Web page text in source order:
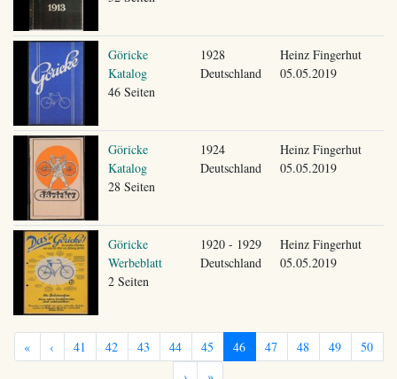
Göricke
Katalog
46 Seiten
1928
Deutschland
Heinz Fingerhut
05.05.2019
Göricke
Katalog
28 Seiten
1924
Deutschland
Heinz Fingerhut
05.05.2019
Göricke
Werbeblatt
2 Seiten
1920 - 1929
Deutschland
Heinz Fingerhut
05.05.2019
« ‹ 41 42 43 44 45 46 47 48 49
50
›
»